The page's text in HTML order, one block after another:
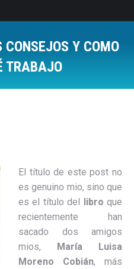
CONSEJOS Y COMO
TRABAJO
El título de este post no
es genuino mio, sino que
es el título del libro que
recientemente han
sacado dos amigos
mios, María Luisa
Moreno Cobián, más